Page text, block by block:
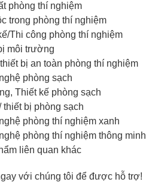
phòng thí nghiệm
trong phòng thí nghiệm
Thi công phòng thí nghiệm
môi trường
bị an toàn phòng thí nghiệm
phòng sạch
Thiết kế phòng sạch
thiết bị phòng sạch
phòng thí nghiệm xanh
phòng thí nghiệm thông minh
liên quan khác
với chúng tôi để được hỗ trợ!